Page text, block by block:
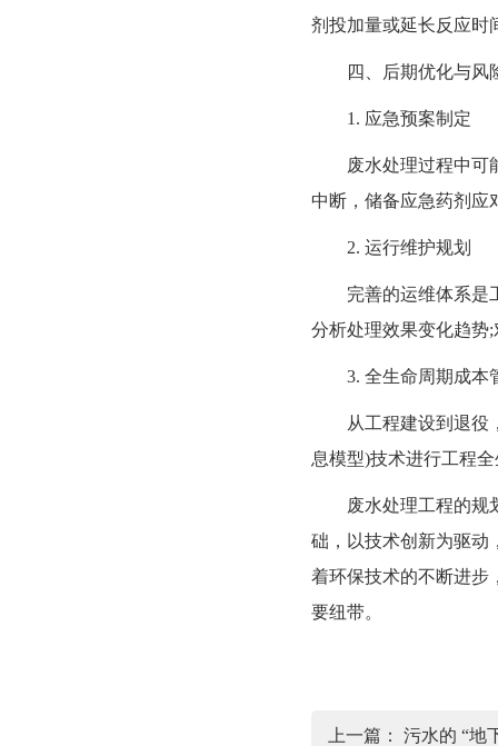
剂投加量或延长反应时
四、后期优化与风
1. 应急预案制定
废水处理过程中可能
中断，储备应急药剂应
2. 运行维护规划
完善的运维体系是工
分析处理效果变化趋势
3. 全生命周期成本
从工程建设到退役，
息模型)技术进行工程
废水处理工程的规划
础，以技术创新为驱动
着环保技术的不断进步
要纽带。
上一篇： 污水的 “地